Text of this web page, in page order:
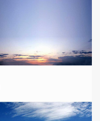
無料ダウンロード